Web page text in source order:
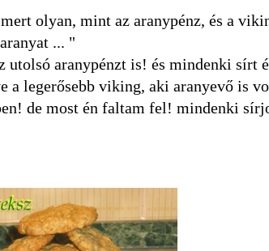
olyan, mint az aranypénz, és a
... "
aranypénzt is! és mindenki sírt
a legerősebb viking, aki aranyevő is
de most én faltam fel! mindenki